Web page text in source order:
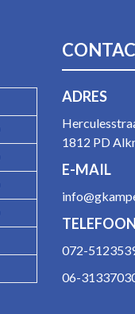
ADRES
1812 PD
E-MAIL
TELEFOON
072-
06-